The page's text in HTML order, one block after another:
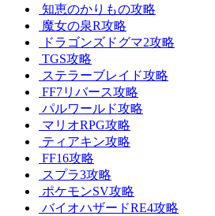
知恵のかりもの攻略
魔女の泉R攻略
ドラゴンズドグマ2攻略
TGS攻略
ステラーブレイド攻略
FF7リバース攻略
パルワールド攻略
マリオRPG攻略
ティアキン攻略
FF16攻略
スプラ3攻略
ポケモンSV攻略
バイオハザードRE4攻略